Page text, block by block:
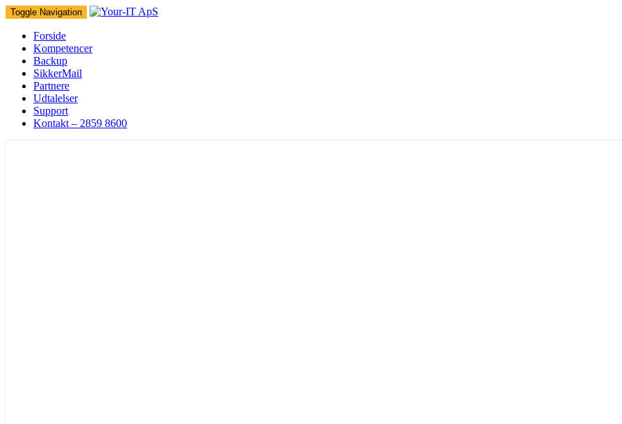
Toggle Navigation
Forside
Kompetencer
Backup
SikkerMail
Partnere
Udtalelser
Support
Kontakt – 2859 8600